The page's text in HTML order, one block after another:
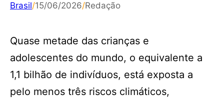
Brasil/15/06/2026/Redação
Quase metade das crianças e
adolescentes do mundo, o equivalente a
1,1 bilhão de indivíduos, está exposta a
pelo menos três riscos climáticos,